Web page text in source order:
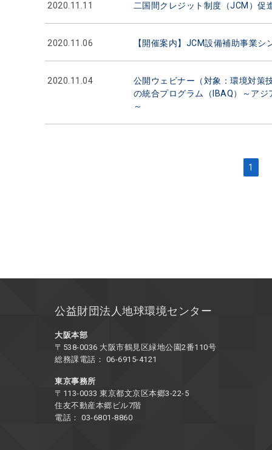
2020.11.11 二国間クレジット制度（JCM）促
2020.11.06 【開催案内】JCM設備補助事業
2020.11.04
公開ウェビナー（対象：環境対策
の統合プログラム（IBAQ）～ア
～
1
公益財団法人地球環境センター
大阪本部
〒538-0036 大阪市鶴見区緑地公園2番110号
総務課電話： 06-6915-4121
東京事務所
〒113-0033 東京都文京区本郷3-22-5
住友不動産本郷ビル7階
電話： 03-6801-8860